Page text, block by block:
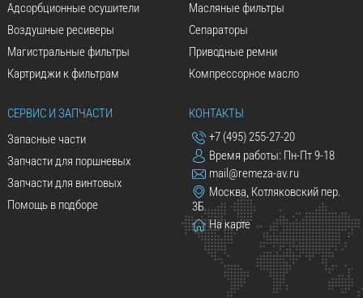
Адсорбционные осушители
Воздушные ресиверы
Магистральные фильтры
Картриджи к фильтрам
Масляные фильтры
Сепараторы
Приводные ремни
Компрессорное масло
СЕРВИС И ЗАПЧАСТИ
Запасные части
Запчасти для поршневых
Запчасти для винтовых
Помощь в подборе
КОНТАКТЫ
+7 (495) 255-27-20
Время работы: Пн-Пт 9-18
mail@remeza-av.ru
Москва, Котляковский пер.
3Б
На карте